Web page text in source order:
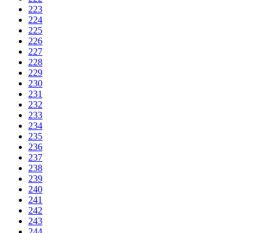
223
224
225
226
227
228
229
230
231
232
233
234
235
236
237
238
239
240
241
242
243